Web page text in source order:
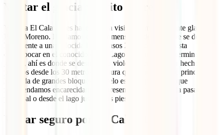
Visitar el glaciar Perito Moreno
Viajar a El Calafate es hacerlo para visitar el impresionante glaciar
Perito Moreno. Hablamos de un inmenso río de hielo que se desliza
lentamente a una velocidad de escasos 2 metros al día hasta
desembocar en el conocido como Lago Argentino. Ahí termina el
glaciar, ahí es donde se desmorona violentamente al caer hecho
pedazos desde los 30 metros de altura que tiene su frente principal.
La caída de grandes bloques de hielo es un espectáculo que
recomendamos encarecidamente presenciar, bien desde la pasarela
principal o desde el lago justo a sus pies.
Viajar seguro por El Calafate